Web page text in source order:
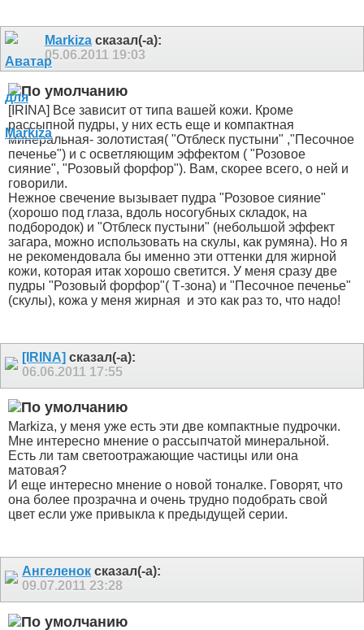
Markiza сказал(-а):
05.06.2011 19:03
[IRINA] Все зависит от типа вашей кожи. Кроме
рассыпной пудры, у них есть еще и компактная
минеральная- золотистая( "Отблеск пустыни" ,"Песочное
печенье") и с осветляющим эффектом ( "Розовое
сияние", "Розовый форфор"). Вам, скорее всего, о ней и
говорили.
Нежное свечение вызывает пудра "Розовое сияние"
(хорошо под глаза, вдоль носогубных складок, на
подбородок) и "Отблеск пустыни" (небольшой эффект
загара, можно использовать на скулы, как румяна). Но я
не рекомендовала бы именно эти оттенки для жирной
кожи, которая итак хорошо светится. У меня сразу две
пудры "Розовый форфор"( Т-зона) и "Песочное печенье"
(скулы), кожа у меня жирная и это как раз то, что надо!
[IRINA] сказал(-а):
06.06.2011 17:55
Markiza, у меня уже есть эти две компактные пудрочки.
Мне интересно мнение о рассыпчатой минеральной.
Есть ли там светоотражающие частицы или она
матовая?
И еще интересно мнение о новой тоналке. Говорят, что
она более прозрачна и очень трудно подобрать свой
цвет если уже привыкла к предыдущей серии.
Ангеленок сказал(-а):
09.07.2011 23:28